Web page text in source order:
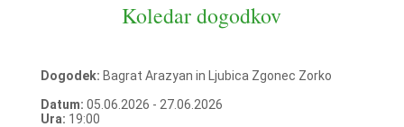
Koledar dogodkov
Dogodek: Bagrat Arazyan in Ljubica Zgonec Zorko
Datum: 05.06.2026 - 27.06.2026
Ura: 19:00